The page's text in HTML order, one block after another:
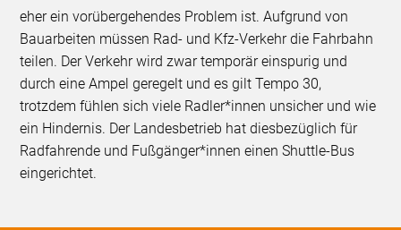
eher ein vorübergehendes Problem ist. Aufgrund von
Bauarbeiten müssen Rad- und Kfz-Verkehr die Fahrbahn
teilen. Der Verkehr wird zwar temporär einspurig und
durch eine Ampel geregelt und es gilt Tempo 30,
trotzdem fühlen sich viele Radler*innen unsicher und wie
ein Hindernis. Der Landesbetrieb hat diesbezüglich für
Radfahrende und Fußgänger*innen einen Shuttle-Bus
eingerichtet.